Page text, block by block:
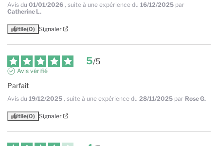
Avis du 01/01/2026 , suite à une expérience du 16/12/2025 par
Catherine L.
Utile(0) Signaler
5/5
Avis vérifié
Parfait
Avis du 19/12/2025 , suite à une expérience du 28/11/2025 par Rose G.
Utile(0) Signaler